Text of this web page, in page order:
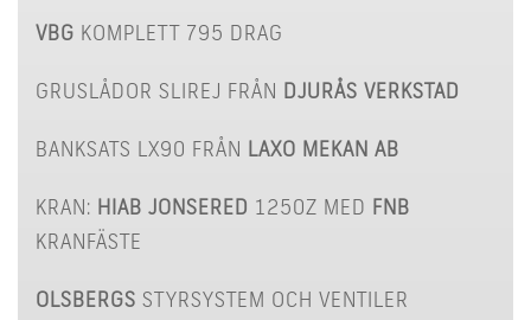
VBG KOMPLETT 795 DRAG
GRUSLÅDOR SLIREJ FRÅN DJURÅS VERKSTAD
BANKSATS LX90 FRÅN LAXO MEKAN AB
KRAN: HIAB JONSERED 1250Z MED FNB
KRANFÄSTE
OLSBERGS STYRSYSTEM OCH VENTILER